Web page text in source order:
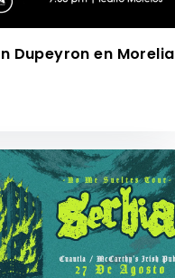
Dupeyron en Morelia